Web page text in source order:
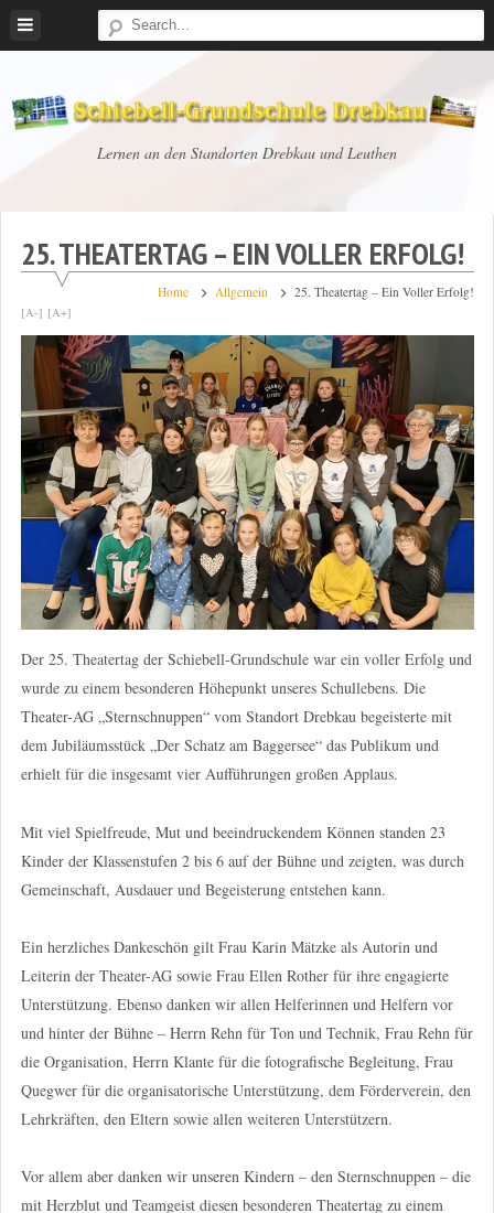
Skip
Schiebell-
Drebkau
Lernen an den Standorten Drebkau und Leuthen
25. THEATERTAG – EIN VOLLER ERFOLG!
Home Allgemein 25. Theatertag – Ein Voller Erfolg!
[A-] [A+]
Der 25. Theatertag der Schiebell-Grundschule war ein voller Erfolg und
wurde zu einem besonderen Höhepunkt unseres Schullebens. Die
Theater-AG „Sternschnuppen“ vom Standort Drebkau begeisterte mit
dem Jubiläumsstück „Der Schatz am Baggersee“ das Publikum und
erhielt für die insgesamt vier Aufführungen großen Applaus.
Mit viel Spielfreude, Mut und beeindruckendem Können standen 23
Kinder der Klassenstufen 2 bis 6 auf der Bühne und zeigten, was durch
Gemeinschaft, Ausdauer und Begeisterung entstehen kann.
Ein herzliches Dankeschön gilt Frau Karin Mätzke als Autorin und
Leiterin der Theater-AG sowie Frau Ellen Rother für ihre engagierte
Unterstützung. Ebenso danken wir allen Helferinnen und Helfern vor
und hinter der Bühne – Herrn Rehn für Ton und Technik, Frau Rehn für
die Organisation, Herrn Klante für die fotografische Begleitung, Frau
Quegwer für die organisatorische Unterstützung, dem Förderverein, den
Lehrkräften, den Eltern sowie allen weiteren Unterstützern.
Vor allem aber danken wir unseren Kindern – den Sternschnuppen – die
mit Herzblut und Teamgeist diesen besonderen Theatertag zu einem